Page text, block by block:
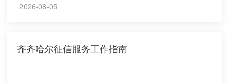
2026-08-05
齐齐哈尔征信服务工作指南